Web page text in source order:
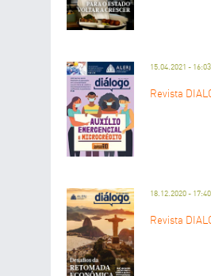
15.04.2021 - 16:03
Revista
18.12.2020 - 17:40
Revista